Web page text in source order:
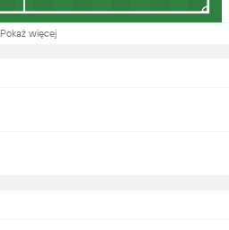
Pokaż więcej